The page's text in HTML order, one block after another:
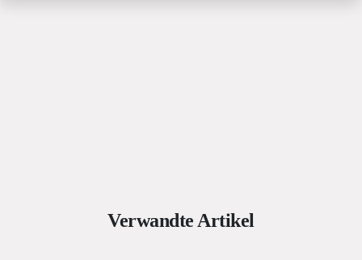
Verwandte Artikel